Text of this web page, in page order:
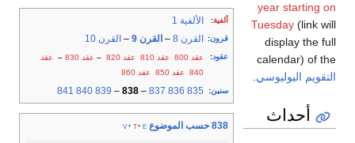
ألفية: الألفية 1
قرون: القرن 8 – القرن 9 – القرن 10
عقود: عقد 800 عقد 810 عقد 820 – عقد 830 – عقد
840
عقد 850 عقد 860
سنين:
835
836
837
–
838
–
839
840
841
838 حسب الموضوع v t e
year starting on
Tuesday (link will
display the full
calendar) of the
التقويم اليوليوسي
أحداث